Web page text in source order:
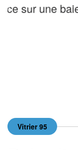
Vitrier 95